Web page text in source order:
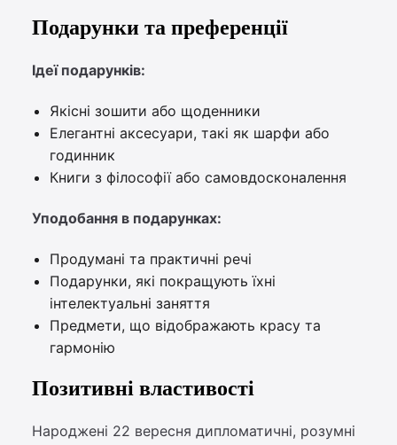
Подарунки та преференції
Ідеї подарунків:
Якісні зошити або щоденники
Елегантні аксесуари, такі як шарфи або
годинник
Книги з філософії або самовдосконалення
Уподобання в подарунках:
Продумані та практичні речі
Подарунки, які покращують їхні
інтелектуальні заняття
Предмети, що відображають красу та
гармонію
Позитивні властивості
Народжені 22 вересня дипломатичні, розумні